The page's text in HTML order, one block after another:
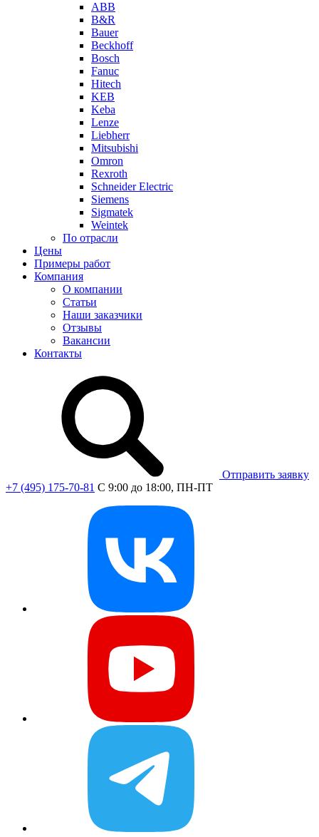
ABB
B&R
Bauer
Beckhoff
Bosch
Fanuc
Hitech
KEB
Keba
Lenze
Liebherr
Mitsubishi
Omron
Rexroth
Schneider Electric
Siemens
Sigmatek
Weintek
По отрасли
Цены
Примеры работ
Компания
О компании
Статьи
Наши заказчики
Отзывы
Вакансии
Контакты
Отправить заявку
+7 (495) 175-70-81 C 9:00 до 18:00, ПН-ПТ